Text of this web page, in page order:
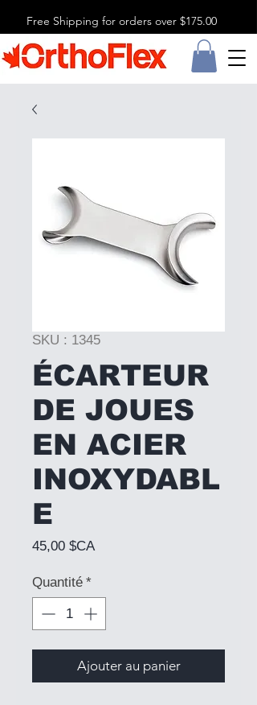
Free Shipping for orders over $175.00
SKU : 1345
ÉCARTEUR
DE JOUES
EN ACIER
INOXYDABL
E
45,00 $CAPrix
Quantité *
Ajouter au panier